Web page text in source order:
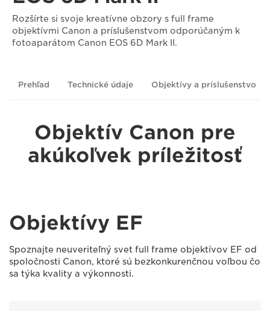
Rozšírte si svoje kreatívne obzory s full frame
objektívmi Canon a príslušenstvom odporúčaným k
fotoaparátom Canon EOS 6D Mark II.
Prehľad Technické údaje Objektívy a príslušenstvo
Objektív Canon pre
akúkoľvek príležitosť
Objektívy EF
Spoznajte neuveriteľný svet full frame objektívov EF od
spoločnosti Canon, ktoré sú bezkonkurenčnou voľbou čo
sa týka kvality a výkonnosti.